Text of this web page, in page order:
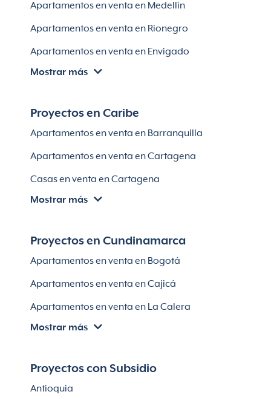
Apartamentos en venta en Medellín
Apartamentos en venta en Rionegro
Apartamentos en venta en Envigado
Apartamentos en venta en Itagüí
Apartamentos en venta en Bello
Mostrar más
Proyectos en Caribe
Apartamentos en venta en Barranquilla
Apartamentos en venta en Cartagena
Casas en venta en Cartagena
Villas en Cartagena
Apartamentos en venta en Soledad
Mostrar más
Proyectos en Cundinamarca
Apartamentos en venta en Bogotá
Apartamentos en venta en Cajicá
Apartamentos en venta en La Calera
Apartamentos en venta en Chía
Casas en Cajicá
Mostrar más
Proyectos con Subsidio
Antioquia